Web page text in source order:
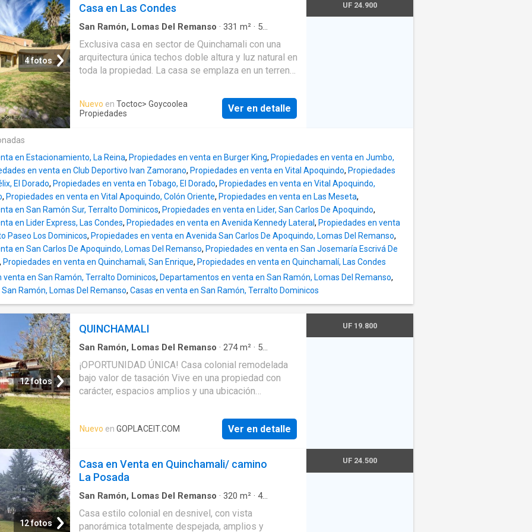
pisos de porcelanato. Hay espacio para 3
estacionamientos. No paga gastos comunes. Valor
de venta UF 19.800. Para má
excelente conectividad y cerca de grandes
avenidas, centros comerciales y clínicas, con
accesos rápid
4 fotos
Casa en Las Condes
San Ramón, Lomas Del Remanso · 331 m² · 5
Patio·Calefacción
Exclusiva casa en sector de Quinchamali con una
arquitectura única techos doble altura y luz natural en
toda la propiedad. La casa se emplaza en un terreno
cada rincón al Valle de Quinchamali y Cordillera.
Amplio hall de entrada con techo doble altura y baño
comedor de diario lavadero despensa y patio de
servicio. Segundo piso dormitorio principal en suite
con increíble vista a la cordillera walk in closet y
baño. Dos dormitorios uno de ello en suite con baño
otro que con baño independiente y sala de estar.
Todos con salida a jardín con gran piscina y mirador.
Cuatro estacionamientos dos portones automáticos
independientes La casa cuenta con calefacción
central por losa radiante a gas. Aspiración
centralizada sistema de hidropack que potencia la
presión del agua. Ventanas de termopanel piso de
Nuevo en Toctoc> Goycoolea
Propiedades
Ver en detalle
UF 24.900
en Estacionamiento, La Reina, Propiedades en venta en Burger King, Propiedades en venta en Jumbo,
en venta en Club Deportivo Ivan Zamorano, Propiedades en venta en Vital Apoquindo, Propiedades
El Dorado, Propiedades en venta en Tobago, El Dorado, Propiedades en venta en Vital Apoquindo,
, Propiedades en venta en Vital Apoquindo, Colón Oriente, Propiedades en venta en Las Meseta,
en San Ramón Sur, Terralto Dominicos, Propiedades en venta en Lider, San Carlos De Apoquindo,
en Lider Express, Las Condes, Propiedades en venta en Avenida Kennedy Lateral , Propiedades en venta
Paseo Los Dominicos, Propiedades en venta en Avenida San Carlos De Apoquindo, Lomas Del Remanso,
en San Carlos De Apoquindo, Lomas Del Remanso, Propiedades en venta en San Josemaría Escrivá De
, Propiedades en venta en Quinchamali, San Enrique, Propiedades en venta en Quinchamalí, Las Condes
en San Ramón, Terralto Dominicos, Departamentos en venta en San Ramón, Lomas Del Remanso,
Ramón, Lomas Del Remanso, Casas en venta en San Ramón, Terralto Dominicos
12 fotos
QUINCHAMALI
San Ramón, Lomas Del Remanso · 274m² · 5
Baños
Terraza
¡OPORTUNIDAD ÚNICA! Casa colonial remodelada
bajo valor de tasación Vive en una propiedad con
carácter, espacios amplios y una ubicación
familias que buscan comodidad, conectividad y
calidad de vida. Lo que la hace irresistible: 5
dormitorios + 4 baños Dormitorio principal en suite
equipada con isla Sala de estar + escritorio
(perfecto home office) Recibos separados con
salida a terra
Nuevo en GOPLACEIT.COM Ver en detalle
UF 19.800
12 fotos
Casa en Venta en Quinchamali/ camino
La Posada
San Ramón, Lomas Del Remanso · 320 m² · 4
Balcón·Zona de secado·Piscina·Patio·Calefacción
Trastero
Casa estilo colonial en desnivel, con vista
panorámica totalmente despejada, amplios y
UF 24.500